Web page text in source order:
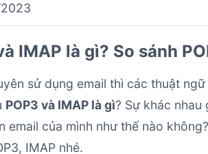
IMAP là gì? So sánh
sử dụng email thì các thuật
POP3 và IMAP là gì? Sự khác
email của mình như thế nào
IMAP nhé.